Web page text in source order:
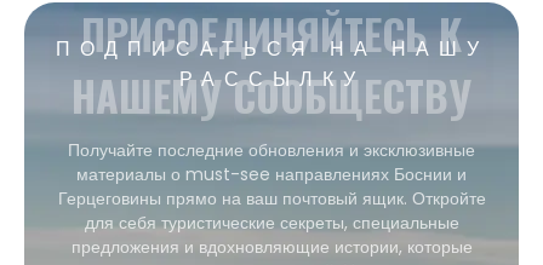
ПОДПИСАТЬСЯ НА НАШУ
РАССЫЛКУ
ПРИСОЕДИНЯЙТЕСЬ К
НАШЕМУ СООБЩЕСТВУ
Получайте последние обновления и эксклюзивные
материалы о must-see направлениях Боснии и
Герцеговины прямо на ваш почтовый ящик. Откройте
для себя туристические секреты, специальные
предложения и вдохновляющие истории, которые